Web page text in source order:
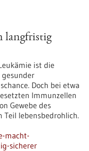
langfristig
ist die
Doch bei etwa
Immunzellen
Gewebe des
Teil lebensbedrohlich.
macht-
sicherer